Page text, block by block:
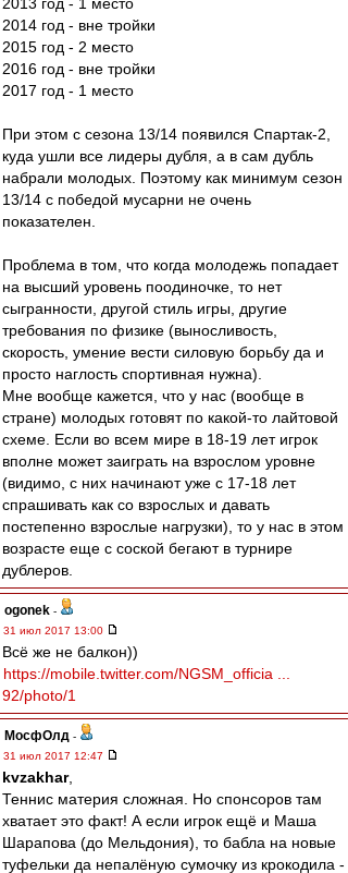
2014 год - вне тройки
2015 год - 2 место
2016 год - вне тройки
2017 год - 1 место
При этом с сезона 13/14 появился Спартак-2,
куда ушли все лидеры дубля, а в сам дубль
набрали молодых. Поэтому как минимум сезон
13/14 с победой мусарни не очень
показателен.
Проблема в том, что когда молодежь попадает
на высший уровень поодиночке, то нет
сыгранности, другой стиль игры, другие
требования по физике (выносливость,
скорость, умение вести силовую борьбу да и
просто наглость спортивная нужна).
Мне вообще кажется, что у нас (вообще в
стране) молодых готовят по какой-то лайтовой
схеме. Если во всем мире в 18-19 лет игрок
вполне может заиграть на взрослом уровне
(видимо, с них начинают уже с 17-18 лет
спрашивать как со взрослых и давать
постепенно взрослые нагрузки), то у нас в этом
возрасте еще с соской бегают в турнире
дублеров.
ogonek -
31 июл 2017 13:00
Всё же не балкон))
https://mobile.twitter.com/NGSM_officia ...
92/photo/1
МосфОлд -
31 июл 2017 12:47
kvzakhar,
Теннис материя сложная. Но спонсоров там
хватает это факт! А если игрок ещё и Маша
Шарапова (до Мельдония), то бабла на новые
туфельки да непалёную сумочку из крокодила -